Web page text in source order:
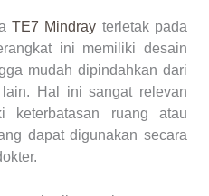
TE7 Mindray terletak pada
ini memiliki desain
mudah dipindahkan dari
Hal ini sangat relevan
keterbatasan ruang atau
dapat digunakan secara